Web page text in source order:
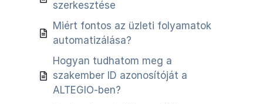
szerkesztése
Miért fontos az üzleti folyamatok
automatizálása?
Hogyan tudhatom meg a
szakember ID azonosítóját a
ALTEGIO-ben?